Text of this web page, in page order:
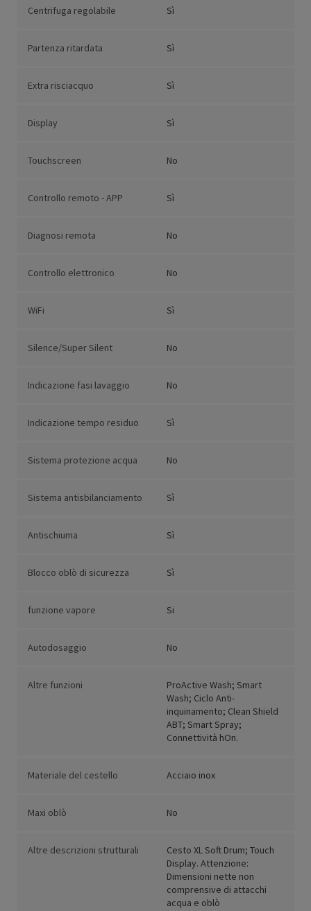
Centrifuga regolabile Sì
Partenza ritardata Sì
Extra risciacquo Sì
Display Sì
Touchscreen No
Controllo remoto - APP Sì
Diagnosi remota No
Controllo elettronico No
WiFi Sì
Silence/Super Silent No
Indicazione fasi lavaggio No
Indicazione tempo residuo Sì
Sistema protezione acqua No
Sistema antisbilanciamento Sì
Antischiuma Sì
Blocco oblò di sicurezza Sì
funzione vapore Si
Autodosaggio No
Altre funzioni
ProActive Wash; Smart
Wash; Ciclo Anti-
inquinamento; Clean Shield
ABT; Smart Spray;
Connettività hOn.
Materiale del cestello Acciaio inox
Maxi oblò No
Altre descrizioni strutturali
Cesto XL Soft Drum; Touch
Display. Attenzione:
Dimensioni nette non
comprensive di attacchi
acqua e oblò